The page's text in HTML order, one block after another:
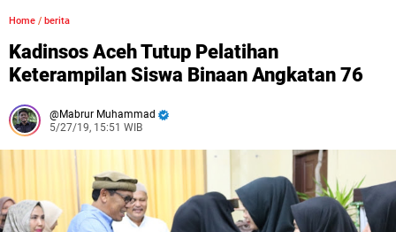
Home / berita
Kadinsos Aceh Tutup Pelatihan
Keterampilan Siswa Binaan Angkatan 76
Mabrur Muhammad
5/27/19, 15:51 WIB